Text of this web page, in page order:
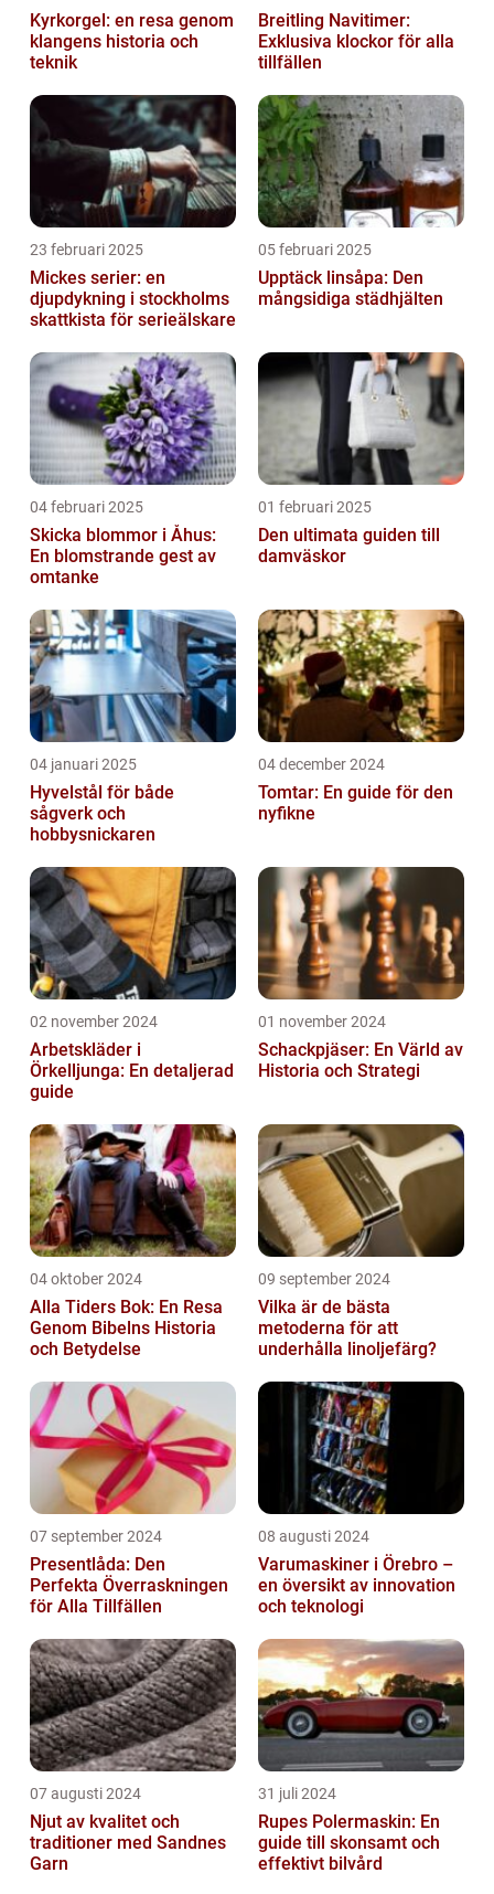
Kyrkorgel: en resa genom
klangens historia och
teknik
Breitling Navitimer:
Exklusiva klockor för alla
tillfällen
23 februari 2025
Mickes serier: en
djupdykning i stockholms
skattkista för serieälskare
05 februari 2025
Upptäck linsåpa: Den
mångsidiga städhjälten
04 februari 2025
Skicka blommor i Åhus:
En blomstrande gest av
omtanke
01 februari 2025
Den ultimata guiden till
damväskor
04 januari 2025
Hyvelstål för både
sågverk och
hobbysnickaren
04 december 2024
Tomtar: En guide för den
nyfikne
02 november 2024
Arbetskläder i
Örkelljunga: En detaljerad
guide
01 november 2024
Schackpjäser: En Värld av
Historia och Strategi
04 oktober 2024
Alla Tiders Bok: En Resa
Genom Bibelns Historia
och Betydelse
09 september 2024
Vilka är de bästa
metoderna för att
underhålla linoljefärg?
07 september 2024
Presentlåda: Den
Perfekta Överraskningen
för Alla Tillfällen
08 augusti 2024
Varumaskiner i Örebro –
en översikt av innovation
och teknologi
07 augusti 2024
Njut av kvalitet och
traditioner med Sandnes
Garn
31 juli 2024
Rupes Polermaskin: En
guide till skonsamt och
effektivt bilvård